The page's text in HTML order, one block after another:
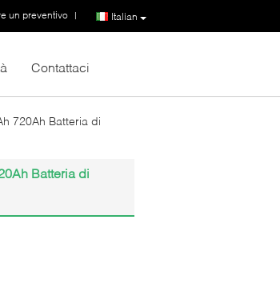
Italian
un preventivo |
Contattaci
720Ah Batteria di
Batteria di